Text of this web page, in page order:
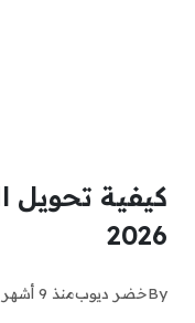
2026
Byخضر ديوبمنذ 9 أشهر